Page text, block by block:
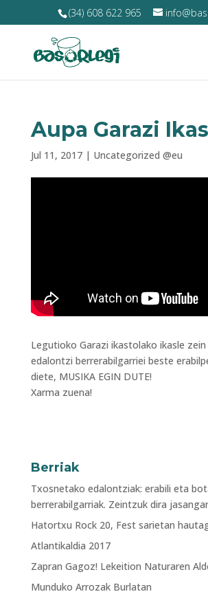
(34) 608 622 965
Aupa Garazi
Jul 11, 2017| Uncategorized @eu
Legutioko Garazi ikastolako ikasle
edalontzi berrerabilgarriei beste
diete, MUSIKA EGIN DUTE!
Xarma zuena!
Berriak
Txosnetako edalontziak: erabili eta
berrerabilgarriak. Zeintzuk dira
Hatortxu Rock 20, Fest sarietan
Atlantikaldia 2017
Zapran Gagoz! Lekeition Naturaren
Munduko Arrozak Burlatan